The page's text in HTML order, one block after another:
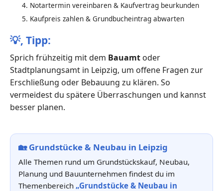
Notartermin vereinbaren & Kaufvertrag beurkunden
Kaufpreis zahlen & Grundbucheintrag abwarten
💡, Tipp:
Sprich frühzeitig mit dem Bauamt oder
Stadtplanungsamt in Leipzig, um offene Fragen zur
Erschließung oder Bebauung zu klären. So
vermeidest du spätere Überraschungen und kannst
besser planen.
🏡Grundstücke & Neubau in Leipzig
Alle Themen rund um Grundstückskauf, Neubau,
Planung und Bauunternehmen findest du im
Themenbereich „Grundstücke & Neubau in